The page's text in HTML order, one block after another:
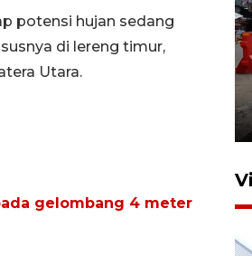
potensi hujan sedang
di lereng timur,
Utara.
gelombang 4 meter
SPT Tahunan di